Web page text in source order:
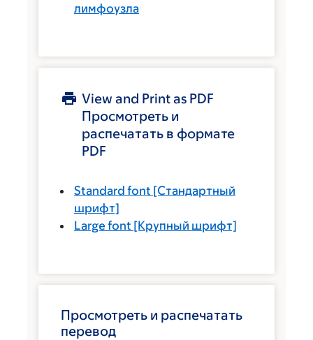
лимфоузла
View and Print as PDF
Просмотреть и
распечатать в формате
PDF
Standard font [Стандартный
шрифт]
Large font [Крупный шрифт]
Просмотреть и распечатать
перевод